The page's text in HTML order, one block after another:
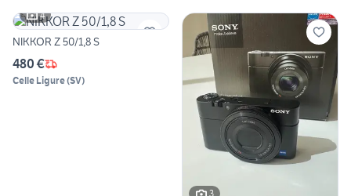
4
NIKKOR Z 50/1,8 S
480 €
Celle Ligure(SV)
3